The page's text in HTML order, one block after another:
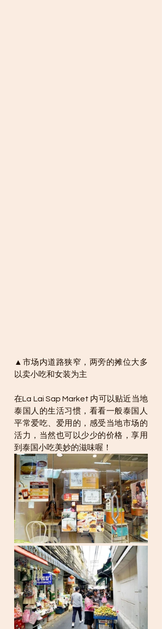
▲市场内道路狭窄，两旁的摊位大多
以卖小吃和女装为主
在La Lai Sap Market 内可以贴近当地
泰国人的生活习惯，看看一般泰国人
平常爱吃、爱用的，感受当地市场的
活力，当然也可以少少的价格，享用
到泰国小吃美妙的滋味喔！